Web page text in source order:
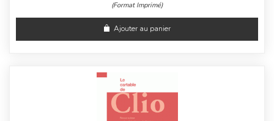
(Format Imprimé)
Ajouter au panier